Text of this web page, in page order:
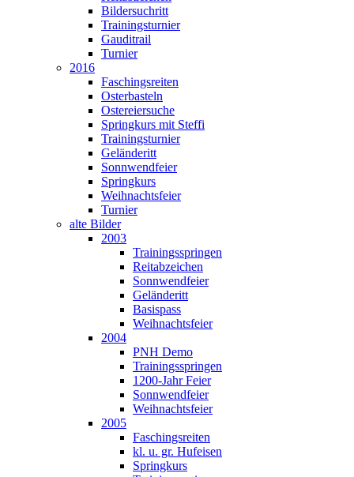
Bildersuchritt
Trainingsturnier
Gauditrail
Turnier
2016
Faschingsreiten
Osterbasteln
Ostereiersuche
Springkurs mit Steffi
Trainingsturnier
Geländeritt
Sonnwendfeier
Springkurs
Weihnachtsfeier
Turnier
alte Bilder
2003
Trainingsspringen
Reitabzeichen
Sonnwendfeier
Geländeritt
Basispass
Weihnachtsfeier
2004
PNH Demo
Trainingsspringen
1200-Jahr Feier
Sonnwendfeier
Weihnachtsfeier
2005
Faschingsreiten
kl. u. gr. Hufeisen
Springkurs